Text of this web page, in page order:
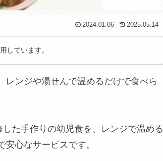
2024.01.06 2025.05.14
しています。
ンジや湯せんで温めるだけで食べら
た手作りの幼児食を、レンジで温める
心なサービスです。